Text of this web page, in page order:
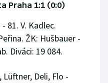
Praha 1:1 (0:0)
81. V. Kadlec.
ŽK: Hušbauer -
Diváci: 19 084.
Lüftner, Deli, Flo -